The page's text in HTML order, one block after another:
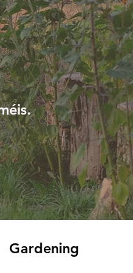
Gardening